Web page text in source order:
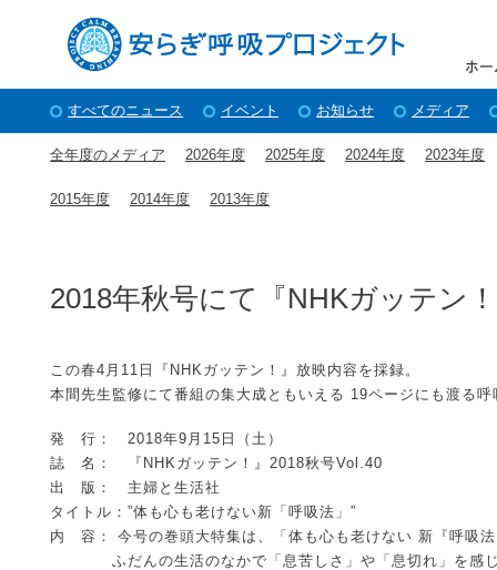
すべてのニュース イベント お知らせ メディア
全年度のメディア 2026年度 2025年度 2024年度 2023年度
2015年度 2014年度 2013年度
2018年秋号にて『NHKガッテン
この春4月11日『NHKガッテン！』放映内容を採録。
本間先生監修にて番組の集大成ともいえる 19ページにも渡る
発 行： 2018年9月15日（土）
誌 名： 『NHKガッテン！』2018秋号Vol.40
出 版： 主婦と生活社
タイトル：”体も心も老けない新「呼吸法」”
内 容： 今号の巻頭大特集は、「体も心も老けない 新『呼吸
ふだんの生活のなかで「息苦しさ」や「息切れ」を感じ